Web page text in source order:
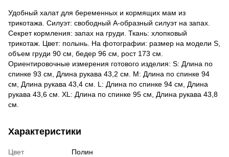
Удобный халат для беременных и кормящих мам из
трикотажа. Силуэт: свободный А-образный силуэт на запах.
Секрет кормления: запах на груди. Ткань: хлопковый
трикотаж. Цвет: полынь. На фотографии: размер на модели S,
объем груди 90 см, бедер 96 см, рост 173 см.
Ориентировочные измерения готового изделия: S: Длина по
спинке 93 см, Длина рукава 43,2 см. M: Длина по спинке 94
см, Длина рукава 43,4 см. L: Длина по спинке 94 см, Длина
рукава 43,6 см. XL: Длина по спинке 95 см, Длина рукава 43,8
см.
Характеристики
Цвет
Полин